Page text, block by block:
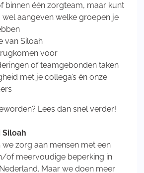
binnen één zorgteam, maar kunt
aangeven welke groepen je
van Siloah
voor
of teamgebonden taken
met je collega’s én onze
Lees dan snel verder!
Siloah
we zorg aan mensen met een
of meervoudige beperking in
Maar we doen meer